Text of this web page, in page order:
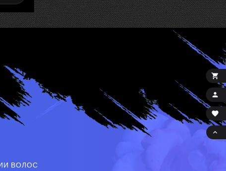
ВОЛОС



